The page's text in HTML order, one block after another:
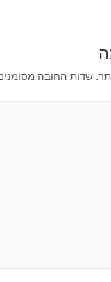
שדות החובה